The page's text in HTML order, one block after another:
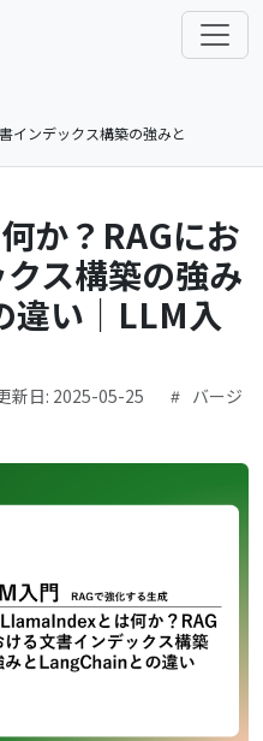
インデックス構築の強みと
か？RAGにお
ス構築の強み
違い｜LLM入
新日: 2025-05-25
バージ